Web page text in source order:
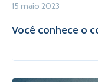
15 maio 2023
Você conhece o